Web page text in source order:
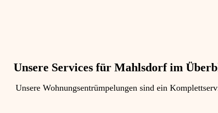
Unsere Services für Mahlsdorf im
Unsere Wohnungsentrümpelungen sind ein